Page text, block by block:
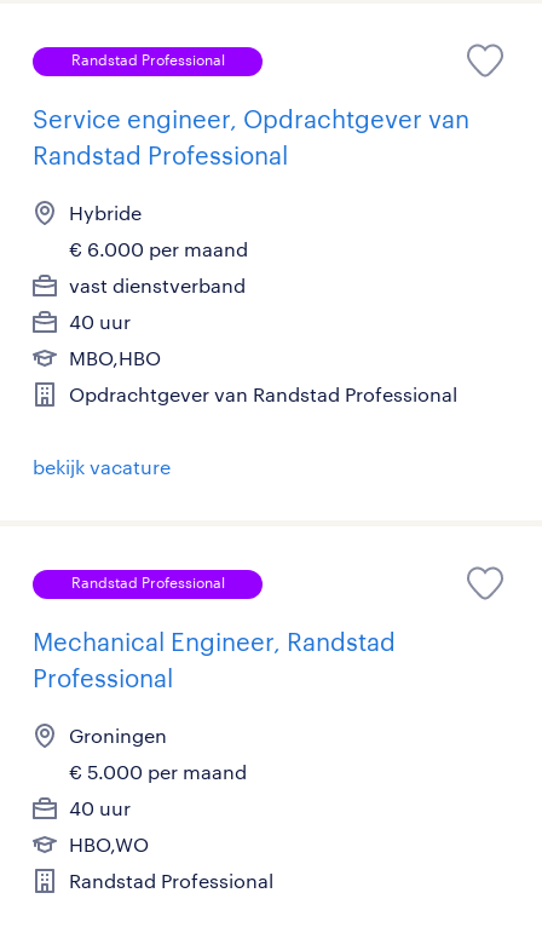
Randstad Professional
Service engineer, Opdrachtgever van
Randstad Professional
Hybride
€ 6.000 per maand
vast dienstverband
40 uur
MBO,HBO
Opdrachtgever van Randstad Professional
bekijk vacature
Randstad Professional
Mechanical Engineer, Randstad
Professional
Groningen
€ 5.000 per maand
40 uur
HBO,WO
Randstad Professional